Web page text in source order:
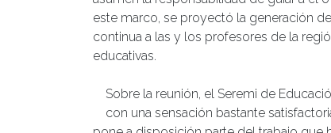
este marco, se proyectó la generación
continua a las y los profesores de la
educativas.
Sobre la reunión, el Seremi de
con una sensación bastante